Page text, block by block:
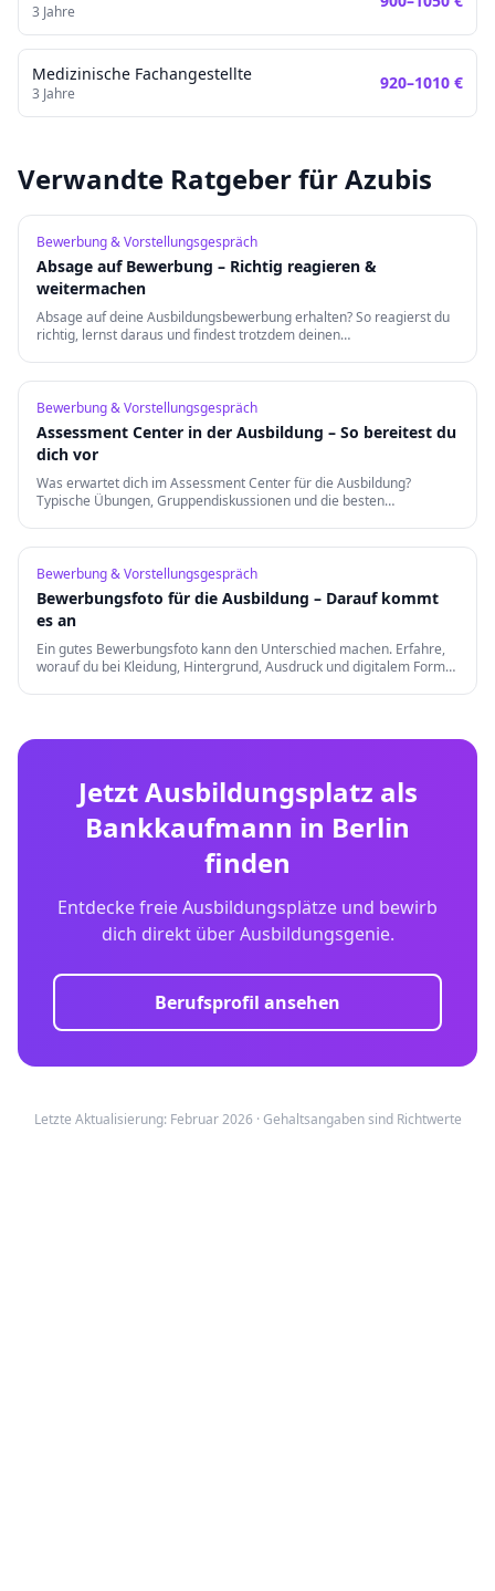
3 Jahre
Medizinische Fachangestellte
3 Jahre
920–1010 €
Verwandte Ratgeber für Azubis
Bewerbung & Vorstellungsgespräch
Absage auf Bewerbung – Richtig reagieren &
weitermachen
Absage auf deine Ausbildungsbewerbung erhalten? So reagierst du
richtig, lernst daraus und findest trotzdem deinen
Bewerbung & Vorstellungsgespräch
Assessment Center in der Ausbildung – So bereitest du
dich vor
Was erwartet dich im Assessment Center für die Ausbildung?
Typische Übungen, Gruppendiskussionen und die besten
Bewerbung & Vorstellungsgespräch
Bewerbungsfoto für die Ausbildung – Darauf kommt
es an
Ein gutes Bewerbungsfoto kann den Unterschied machen. Erfahre,
worauf du bei Kleidung, Hintergrund, Ausdruck und digitalem Format
Jetzt Ausbildungsplatz als
Bankkaufmann in Berlin
finden
Entdecke freie Ausbildungsplätze und bewirb
dich direkt über Ausbildungsgenie.
Berufsprofil ansehen
Letzte Aktualisierung: Februar 2026 · Gehaltsangaben sind Richtwerte